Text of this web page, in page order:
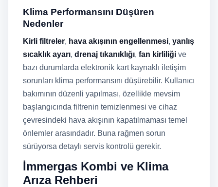
Klima Performansını Düşüren
Nedenler
Kirli filtreler, hava akışının engellenmesi, yanlış
sıcaklık ayarı, drenaj tıkanıklığı, fan kirliliği ve
bazı durumlarda elektronik kart kaynaklı iletişim
sorunları klima performansını düşürebilir. Kullanıcı
bakımının düzenli yapılması, özellikle mevsim
başlangıcında filtrenin temizlenmesi ve cihaz
çevresindeki hava akışının kapatılmaması temel
önlemler arasındadır. Buna rağmen sorun
sürüyorsa detaylı servis kontrolü gerekir.
İmmergas Kombi ve Klima
Arıza Rehberi